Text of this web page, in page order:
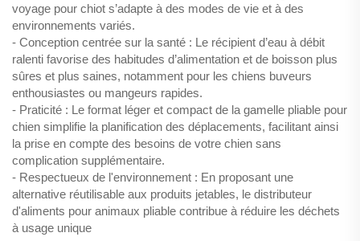
voyage pour chiot s’adapte à des modes de vie et à des
environnements variés.
- Conception centrée sur la santé : Le récipient d’eau à débit
ralenti favorise des habitudes d’alimentation et de boisson plus
sûres et plus saines, notamment pour les chiens buveurs
enthousiastes ou mangeurs rapides.
- Praticité : Le format léger et compact de la gamelle pliable pour
chien simplifie la planification des déplacements, facilitant ainsi
la prise en compte des besoins de votre chien sans
complication supplémentaire.
- Respectueux de l'environnement : En proposant une
alternative réutilisable aux produits jetables, le distributeur
d'aliments pour animaux pliable contribue à réduire les déchets
à usage unique